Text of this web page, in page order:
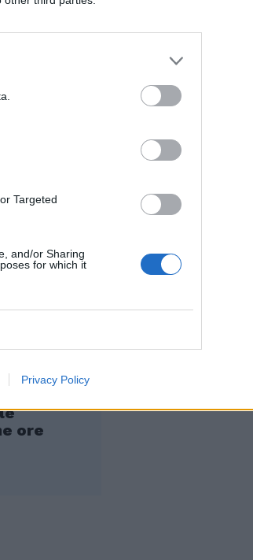
Targeted
and/or Sharing
for which it
Privacy Policy
incontro
sta: «Il
la
alcuni
colpa di
degli
ore